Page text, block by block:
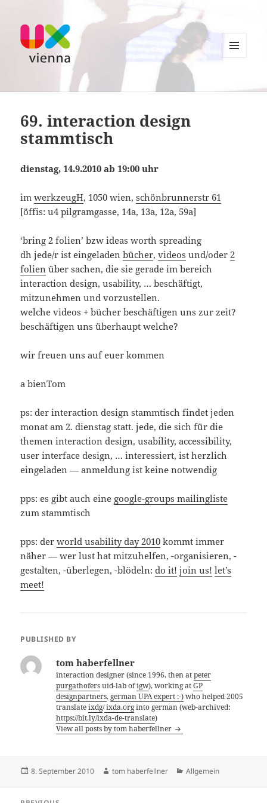
UXvienna
69. interaction design
stammtisch
dienstag, 14.9.2010 ab 19:00 uhr
imwerkzeugH, 1050 wien,schönbrunnerstr 61
[öffis: u4 pilgramgasse, 14a, 13a, 12a, 59a]
‘bring 2 folien’ bzw ideas worth spreading
dh jede/r ist eingeladenbücher,videos und/oder2
folien über sachen, die sie gerade im bereich
interaction design, usability, … beschäftigt,
mitzunehmen und vorzustellen.
welche videos + bücher beschäftigen uns zur zeit?
beschäftigen uns überhaupt welche?
wir freuen uns auf euer kommen
a bienTom
ps: der interaction design stammtisch findet jeden
monat am 2. dienstag statt. jede, die sich für die
themen interaction design, usability, accessibility,
user interface design, … interessiert, ist herzlich
eingeladen — anmeldung ist keine notwendig
pps: es gibt auch eine google-groups mailingliste
zum stammtisch
pps: derworld usability day 2010 kommt immer
näher — wer lust hat mitzuhelfen, -organisieren, -
gestalten, -überlegen, -blödeln:do it! join us! let’s
meet!
PUBLISHED BY
tom haberfellner
interaction designer (since 1996, then atpeter
purgathofersuid-lab ofigw), working atGP
designpartners,german UPA expert :-)who helped 2005
translateixdg/ixda.orginto german (web-archived:
https://bit.ly/ixda-de-translate)
View all posts by tom haberfellner
Posted
8. September 2010 Author
tom haberfellner Categories
Allgemein